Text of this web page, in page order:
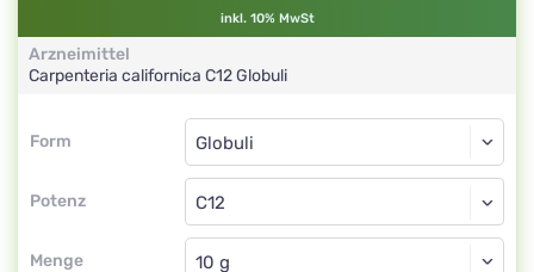
inkl. 10% MwSt
Arzneimittel
Carpenteria californica C12Globuli
Form
Form
Potenz
Globuli
C12
Menge
Globuli